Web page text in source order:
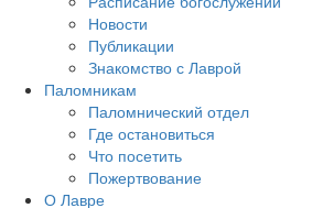
Новости
Публикации
Знакомство с Лаврой
Паломникам
Паломнический отдел
Где остановиться
Что посетить
Пожертвование
О Лавре